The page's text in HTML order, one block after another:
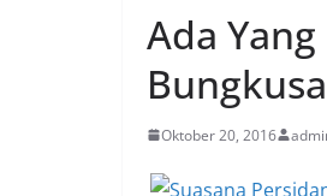
Ada
Oktober 20, 2016